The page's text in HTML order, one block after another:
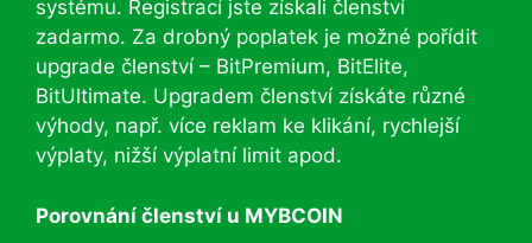
systému. Registrací jste získali členství
zadarmo. Za drobný poplatek je možné pořídit
upgrade členství – BitPremium, BitElite,
BitUltimate. Upgradem členství získáte různé
výhody, např. více reklam ke klikání, rychlejší
výplaty, nižší výplatní limit apod.
Porovnání členství u MYBCOIN